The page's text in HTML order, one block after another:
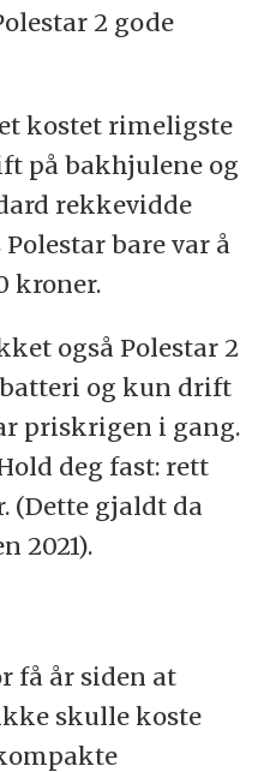
2 gode
kostet rimeligste
på bakhjulene og
rekkevidde
bare var å
kroner.
også Polestar 2
og kun drift
priskrigen i gang.
deg fast: rett
(Dette gjaldt da
2021).
få år siden at
skulle koste